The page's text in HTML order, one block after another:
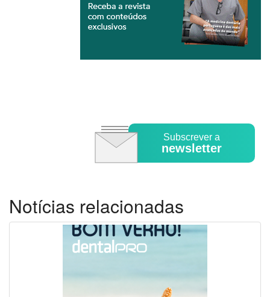
Subscrever a
newsletter
Notícias relacionadas